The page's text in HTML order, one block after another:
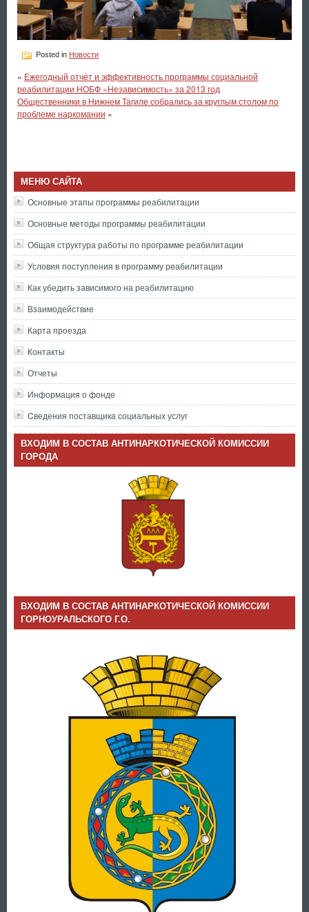
Posted in Новости
« Ежегодный отчёт и эффективность программы социальной
реабилитации НОБФ «Независимость» за 2013 год
Общественники в Нижнем Тагиле собрались за круглым столом по
проблеме наркомании »
МЕНЮ САЙТА
Основные этапы программы реабилитации
Основные методы программы реабилитации
Общая структура работы по программе реабилитации
Условия поступления в программу реабилитации
Как убедить зависимого на реабилитацию
Взаимодействие
Карта проезда
Контакты
Отчеты
Информация о фонде
Cведения поставщика социальных услуг
ВХОДИМ В СОСТАВ АНТИНАРКОТИЧЕСКОЙ КОМИССИИ
ГОРОДА
ВХОДИМ В СОСТАВ АНТИНАРКОТИЧЕСКОЙ КОМИССИИ
ГОРНОУРАЛЬСКОГО Г.О.